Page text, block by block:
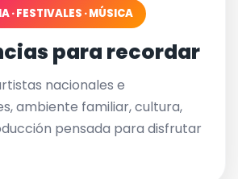
· FESTIVALES · MÚSICA
para recordar
nacionales e
ambiente familiar, cultura,
pensada para disfrutar